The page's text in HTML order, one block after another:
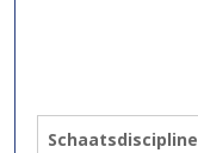
Schaatsdiscipline